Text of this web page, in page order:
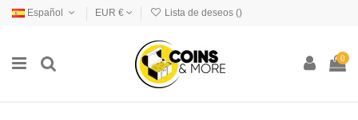
Español EUR € Lista de deseos ()
0